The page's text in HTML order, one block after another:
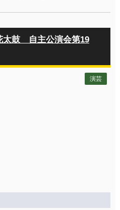
鼓 自主公演会第19
演芸